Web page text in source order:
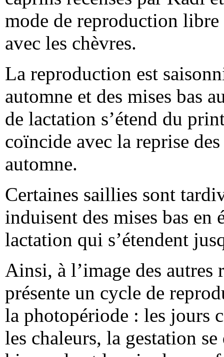
mode de reproduction libre
avec les chèvres.
La reproduction est
automne et des mises bas
de lactation s’étend du
coïncide avec la reprise
automne.
Certaines saillies sont
induisent des mises bas en
lactation qui s’étendent
Ainsi, à l’image des autres
présente un cycle de
la photopériode : les jours
les chaleurs, la gestation